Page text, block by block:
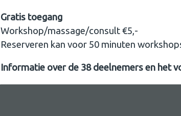
Gratis toegang
Workshop/massage/consult €5,-
Reserveren kan voor 50 minuten
Informatie over de 38 deelnemers en het